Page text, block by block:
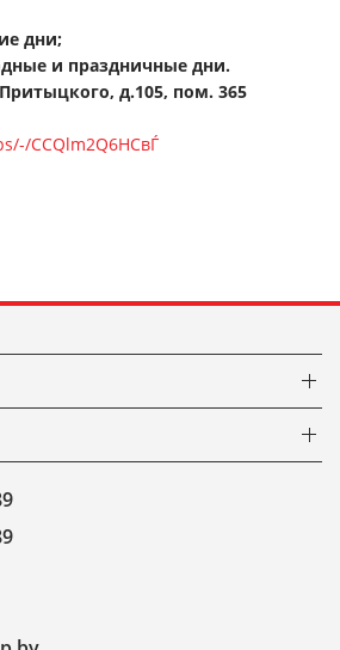
дни;
и праздничные дни.
д.105, пом. 365
CCQlm2Q6HCвЃ